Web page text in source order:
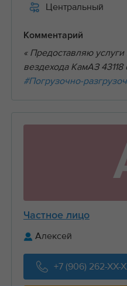
Центральный
Комментарий
« Предоставляю
вездехода КамАЗ
#Погрузочно-
Частное лицо
Алексей
+7 (906) 262-XX-